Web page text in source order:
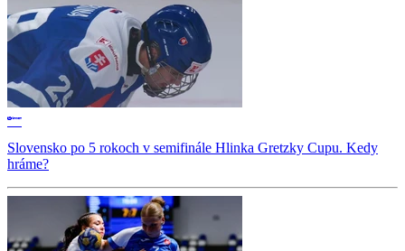
Slovensko po 5 rokoch v semifinále Hlinka Gretzky Cupu. Kedy
hráme?